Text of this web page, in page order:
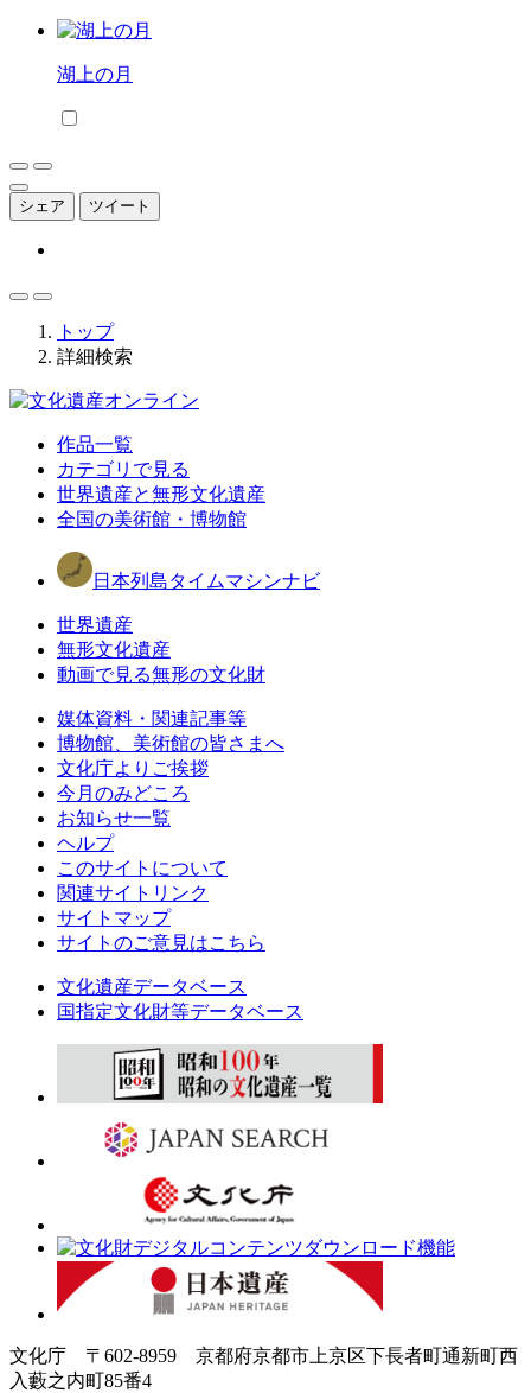
湖上の月
シェア ツイート
トップ
詳細検索
作品一覧
カテゴリで見る
世界遺産と無形文化遺産
全国の美術館・博物館
日本列島タイムマシンナビ
世界遺産
無形文化遺産
動画で見る無形の文化財
媒体資料・関連記事等
博物館、美術館の皆さまへ
文化庁よりご挨拶
今月のみどころ
お知らせ一覧
ヘルプ
このサイトについて
関連サイトリンク
サイトマップ
サイトのご意見はこちら
文化遺産データベース
国指定文化財等データベース
文化庁 〒602-8959 京都府京都市上京区下長者町通新町西
入藪之内町85番4